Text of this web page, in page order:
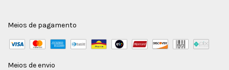
Meios de pagamento
Meios de envio